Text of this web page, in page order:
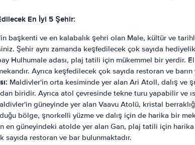
En İyi 5 Şehir:
başkenti ve en kalabalık şehri olan Male, kültür ve
Şehir aynı zamanda keşfedilecek çok sayıda
Hulhumale adası, plaj tatili için mükemmel bir yerdir.
Ayrıca keşfedilecek çok sayıda restoran ve
Maldivler'in orta kesiminde yer alan Ari Atoll, dalış ve
biridir. Ayrıca atol çevresinde tekne turu yapabilir ve
güneyinde yer alan Vaavu Atolü, kristal
bölge, şnorkelli yüzme ve dalış için de harika bir
en güneyindeki atolde yer alan Gan, plaj tatili için harika
sayıda restoran ve bar bulunmaktadır.